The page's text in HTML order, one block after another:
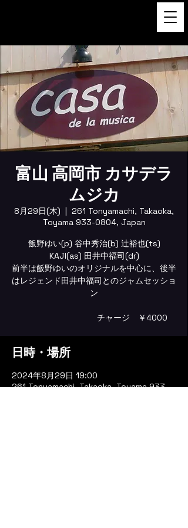
富山 高岡市 カサデラ
ムジカ
8月29日(木)
  |
261 Tonyamachi, Takaoka,
Toyama 933-0804, Japan
飯野ゆい(p) 谷中秀治(b) 辻裕也(ts)
KAJI(as) 田井中福司(dr)
前半は飯野ゆいのオリジナルを中心に、後半
はレジェンド田井中福司とのジャムセッショ
ン
チャージ ￥4000
日時・場所
2024年8月29日 19:00
261 Tonyamachi, Takaoka, Toyama 933-